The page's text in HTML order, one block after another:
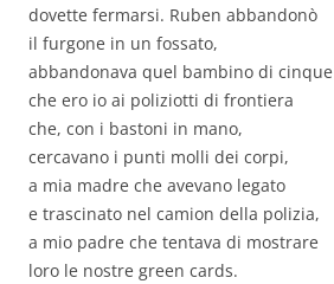
dovette fermarsi. Ruben abbandonò
il furgone in un fossato,
abbandonava quel bambino di
che ero io ai poliziotti di frontiera
che, con i bastoni in mano,
cercavano i punti molli dei corpi,
a mia madre che avevano legato
e trascinato nel camion della polizia,
a mio padre che tentava di mostrare
loro le nostre green cards.